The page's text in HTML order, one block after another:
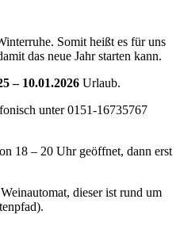
Somit heißt es für uns
das neue Jahr starten kann.
– 10.01.2026 Urlaub.
unter 0151-16735767
18 – 20 Uhr geöffnet, dann erst
dieser ist rund um